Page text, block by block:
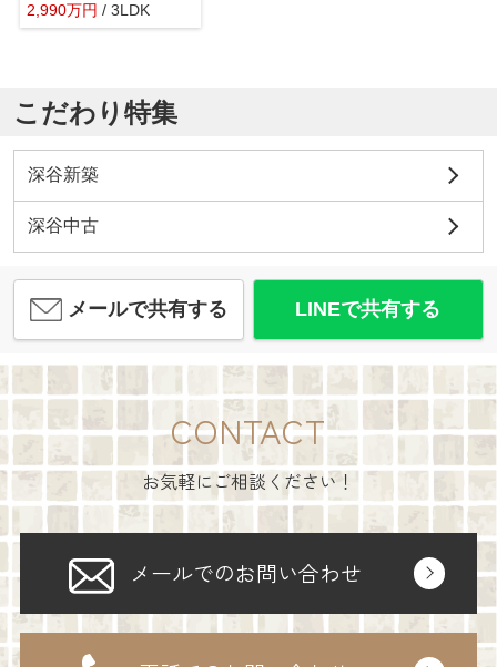
2,990万円 / 3LDK
こだわり特集
深谷新築
深谷中古
メールで共有する LINEで共有する
CONTACT
お気軽にご相談ください！
メールでのお問い合わせ